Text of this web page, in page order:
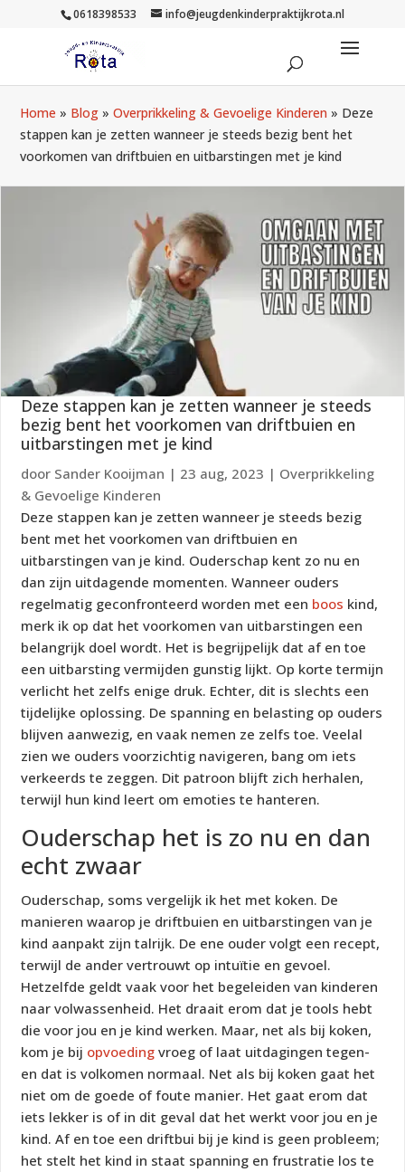
0618398533 info@jeugdenkinderpraktijkrota.nl
Home » Blog »Overprikkeling & Gevoelige Kinderen » Deze
stappen kan je zetten wanneer je steeds bezig bent het
voorkomen van driftbuien en uitbarstingen met je kind
Deze stappen kan je zetten wanneer je steeds
bezig bent het voorkomen van driftbuien en
uitbarstingen met je kind
door Sander Kooijman | 23 aug, 2023 | Overprikkeling
& Gevoelige Kinderen
Deze stappen kan je zetten wanneer je steeds bezig
bent met het voorkomen van driftbuien en
uitbarstingen van je kind. Ouderschap kent zo nu en
dan zijn uitdagende momenten. Wanneer ouders
regelmatig geconfronteerd worden met een boos kind,
merk ik op dat het voorkomen van uitbarstingen een
belangrijk doel wordt. Het is begrijpelijk dat af en toe
een uitbarsting vermijden gunstig lijkt. Op korte termijn
verlicht het zelfs enige druk. Echter, dit is slechts een
tijdelijke oplossing. De spanning en belasting op ouders
blijven aanwezig, en vaak nemen ze zelfs toe. Veelal
zien we ouders voorzichtig navigeren, bang om iets
verkeerds te zeggen. Dit patroon blijft zich herhalen,
terwijl hun kind leert om emoties te hanteren.
Ouderschap het is zo nu en dan
echt zwaar
Ouderschap, soms vergelijk ik het met koken. De
manieren waarop je driftbuien en uitbarstingen van je
kind aanpakt zijn talrijk. De ene ouder volgt een recept,
terwijl de ander vertrouwt op intuïtie en gevoel.
Hetzelfde geldt vaak voor het begeleiden van kinderen
naar volwassenheid. Het draait erom dat je tools hebt
die voor jou en je kind werken. Maar, net als bij koken,
kom je bij opvoeding vroeg of laat uitdagingen tegen-
en dat is volkomen normaal. Net als bij koken gaat het
niet om de goede of foute manier. Het gaat erom dat
iets lekker is of in dit geval dat het werkt voor jou en je
kind. Af en toe een driftbui bij je kind is geen probleem;
het stelt het kind in staat spanning en frustratie los te